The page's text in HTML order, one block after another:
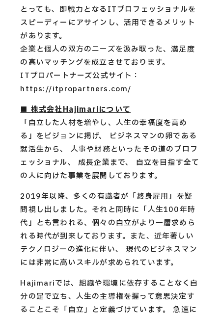
とっても、即戦力となるITプロフェッショナルを
スピーディーにアサインし、活用できるメリット
があります。
企業と個人の双方のニーズを汲み取った、満足度
の高いマッチングを成立させております。
ITプロパートナーズ公式サイト：
https://itpropartners.com/
■ 株式会社Hajimariについて
「自立した人材を増やし、人生の幸福度を高め
る」をビジョンに掲げ、 ビジネスマンの卵である
就活生から、 人事や財務といったその道のプロフ
ェッショナル、 成長企業まで、 自立を目指す全て
の人に向けた事業を展開しております。
2019年以降、多くの有識者が「終身雇用」を疑
問視し出しました。それと同時に「人生100年時
代」とも言われる、個々の自立がより一層求めら
れる時代が到来しております。また、近年著しい
テクノロジーの進化に伴い、 現代のビジネスマン
には非常に高いスキルが求められています。
Hajimariでは、組織や環境に依存することなく自
分の足で立ち、人生の主導権を握って意思決定す
ることこそ「自立」と定義づけています。 急速に